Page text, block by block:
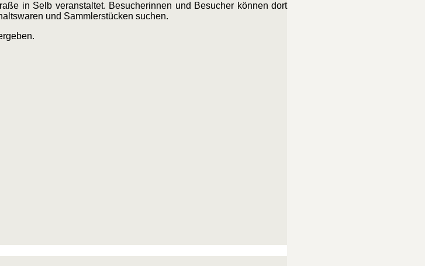
in Selb veranstaltet. Besucherinnen und Besucher können dort
und Sammlerstücken suchen.